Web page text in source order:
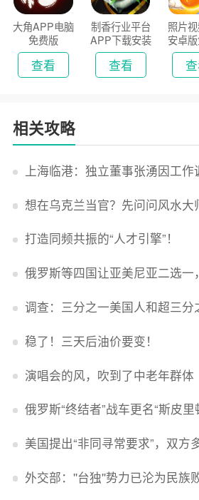
大角APP电脑
免费版
查看
制香行业平台
APP下载安装
2026
查看
照片
安卓
相关攻略
上海临港：独立董事张湧因工作
想在乌克兰当官？先问问风水大
打造同频共振的“人才引擎”！
俄罗斯等四国让亚美尼亚二选一，怎
调查：三分之一美国人和超三分之一加拿大人感
稳了！三天后油价要变！
演唱会的风，吹到了中老年群体
俄罗斯“终结者”战车更名“斯皮里顿”：寓意强大可靠，彰
美国提出“非同寻常要求”，双方多个领域分歧依旧，印美贸易谈判进
外交部：''台独''势力已沦为民族